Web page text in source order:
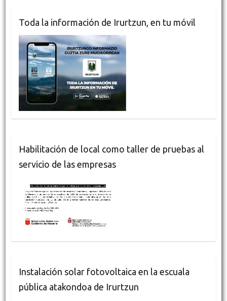
Toda la información de Irurtzun, en tu móvil
Habilitación de local como taller de pruebas al
servicio de las empresas
Instalación solar fotovoltaica en la escuala
pública atakondoa de Irurtzun